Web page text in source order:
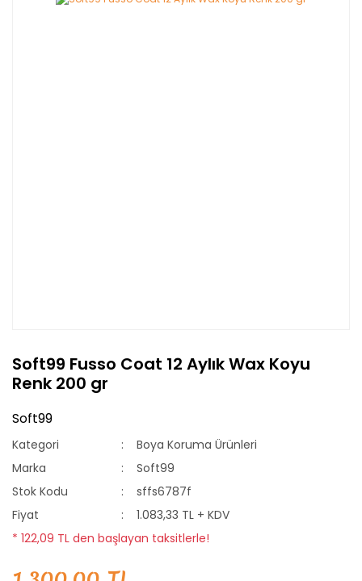
Soft99 Fusso Coat 12 Aylık Wax Koyu
Renk 200 gr
Soft99
Kategori
Boya Koruma Ürünleri
Marka
Soft99
Stok Kodu
sffs6787f
Fiyat
1.083,33 TL + KDV
* 122,09 TL den başlayan taksitlerle!